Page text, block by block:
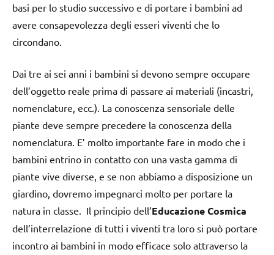
basi per lo studio successivo e di portare i bambini ad
avere consapevolezza degli esseri viventi che lo
circondano.
Dai tre ai sei anni i bambini si devono sempre occupare
dell’oggetto reale prima di passare ai materiali (incastri,
nomenclature, ecc.). La conoscenza sensoriale delle
piante deve sempre precedere la conoscenza della
nomenclatura. E’ molto importante fare in modo che i
bambini entrino in contatto con una vasta gamma di
piante vive diverse, e se non abbiamo a disposizione un
giardino, dovremo impegnarci molto per portare la
natura in classe. Il principio dell’Educazione Cosmica
dell’interrelazione di tutti i viventi tra loro si può portare
incontro ai bambini in modo efficace solo attraverso la